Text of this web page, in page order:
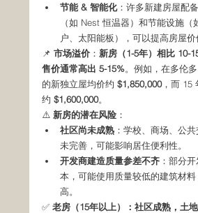
节能 & 智能化：许多新建房屋配
（如 Nest 恒温器）和节能设施
户、太阳能板），可以提高房屋价
📌 市场溢价 ：新房（1-5年）相比 10-
售价通常高出 5-15%。例如，在多伦
的新独立屋均价约 $1,850,000，而 15
约 $1,600,000。
⚠️ 新房的潜在风险 ：
社区尚未成熟 ：学校、商场、公
未完善，可能影响居住便利性。
开发商建造质量参差不齐 ：部分
本，可能使用质量较低的建筑材
高。
✅ 老房（15年以上）：社区成熟，土